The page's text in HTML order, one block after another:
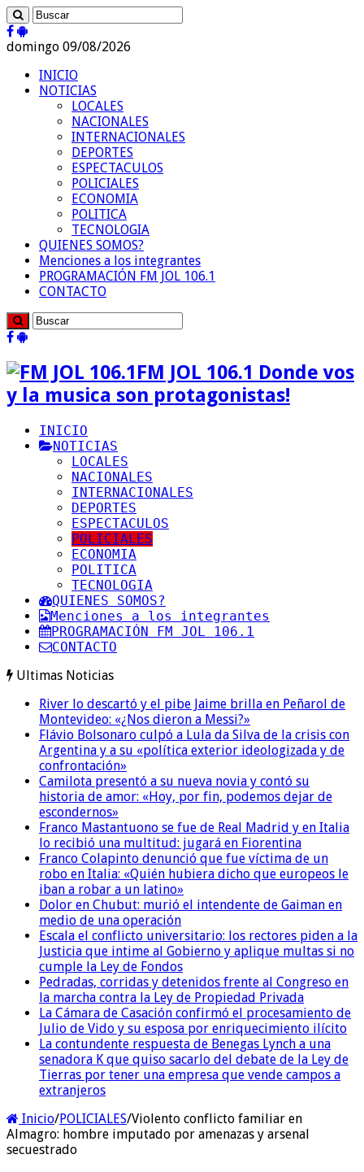
domingo 09/08/2026
INICIO
NOTICIAS
LOCALES
NACIONALES
INTERNACIONALES
DEPORTES
ESPECTACULOS
POLICIALES
ECONOMIA
POLITICA
TECNOLOGIA
QUIENES SOMOS?
Menciones a los integrantes
PROGRAMACIÓN FM JOL 106.1
CONTACTO
FM JOL 106.1 Donde vos
y la musica son protagonistas!
INICIO
NOTICIAS
LOCALES
NACIONALES
INTERNACIONALES
DEPORTES
ESPECTACULOS
POLICIALES
ECONOMIA
POLITICA
TECNOLOGIA
QUIENES SOMOS?
Menciones a los integrantes
PROGRAMACIÓN FM JOL 106.1
CONTACTO
Ultimas Noticias
River lo descartó y el pibe Jaime brilla en Peñarol de
Montevideo: «¿Nos dieron a Messi?»
Flávio Bolsonaro culpó a Lula da Silva de la crisis con
Argentina y a su «política exterior ideologizada y de
confrontación»
Camilota presentó a su nueva novia y contó su
historia de amor: «Hoy, por fin, podemos dejar de
escondernos»
Franco Mastantuono se fue de Real Madrid y en Italia
lo recibió una multitud: jugará en Fiorentina
Franco Colapinto denunció que fue víctima de un
robo en Italia: «Quién hubiera dicho que europeos le
iban a robar a un latino»
Dolor en Chubut: murió el intendente de Gaiman en
medio de una operación
Escala el conflicto universitario: los rectores piden a la
Justicia que intime al Gobierno y aplique multas si no
cumple la Ley de Fondos
Pedradas, corridas y detenidos frente al Congreso en
la marcha contra la Ley de Propiedad Privada
La Cámara de Casación confirmó el procesamiento de
Julio de Vido y su esposa por enriquecimiento ilícito
La contundente respuesta de Benegas Lynch a una
senadora K que quiso sacarlo del debate de la Ley de
Tierras por tener una empresa que vende campos a
extranjeros
Inicio/POLICIALES/Violento conflicto familiar en
Almagro: hombre imputado por amenazas y arsenal
secuestrado